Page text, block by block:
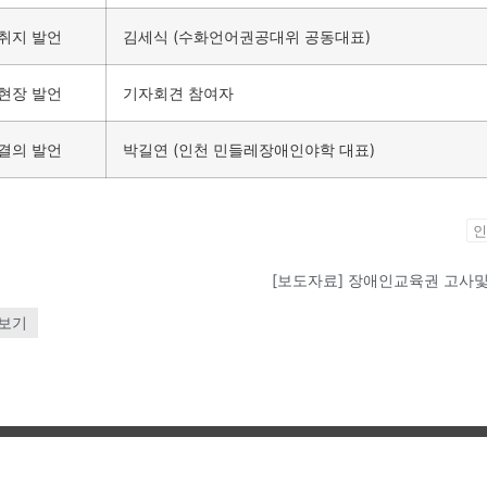
지 발언 김세식 (수화언어권공대위 공동대표)
장 발언 기자회견 참여자
의 발언 박길연 (인천 민들레장애인야학 대표)
기